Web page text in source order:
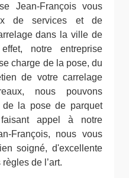
Jean-François vous
de services et de
dans la ville de
notre entreprise
charge de la pose, du
de votre carrelage
nous pouvons
de la pose de parquet
appel à notre
François, nous vous
soigné, d'excellente
de l’art.